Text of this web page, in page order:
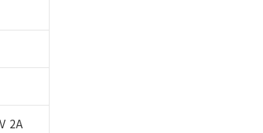
2A
価格(税抜)を提供させていただ
予定のある商品です。
品を出す予定はありません。
。
合などやむを得ず変更すること
商品（以下｢規制貨物等」とい